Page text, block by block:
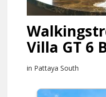
Villa GT 6
in Pattaya South